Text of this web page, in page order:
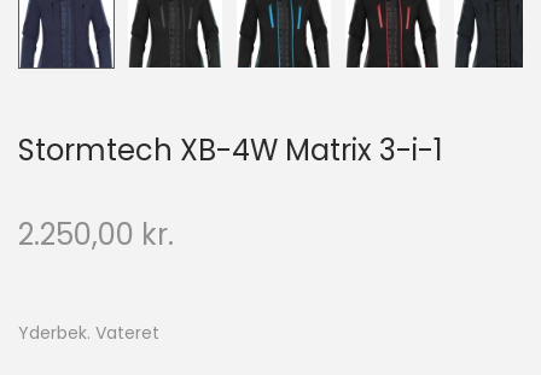
Stormtech XB-4W Matrix 3-i-1
2.250,00 kr.
Yderbek. Vateret